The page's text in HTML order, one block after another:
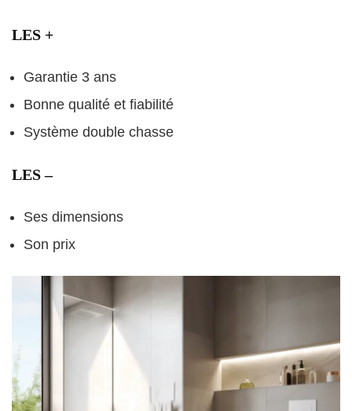
LES +
Garantie 3 ans
Bonne qualité et fiabilité
Système double chasse
LES –
Ses dimensions
Son prix